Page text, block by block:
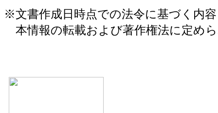
※文書作成日時点での法令に基づく内
本情報の転載および著作権法に定め